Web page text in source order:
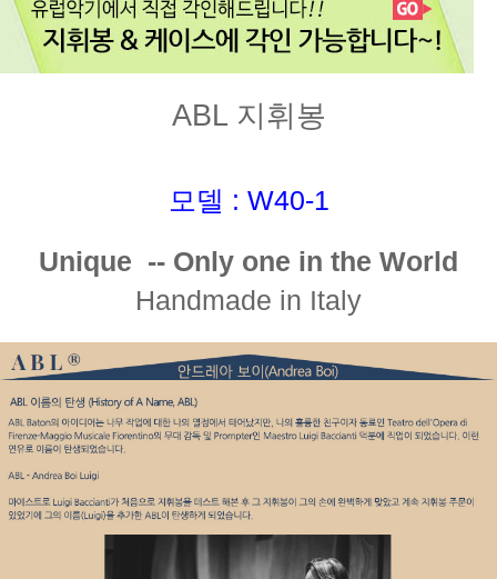
ABL 지휘봉
모델 : W40-1
Unique -- Only one in the World
Handmade in Italy